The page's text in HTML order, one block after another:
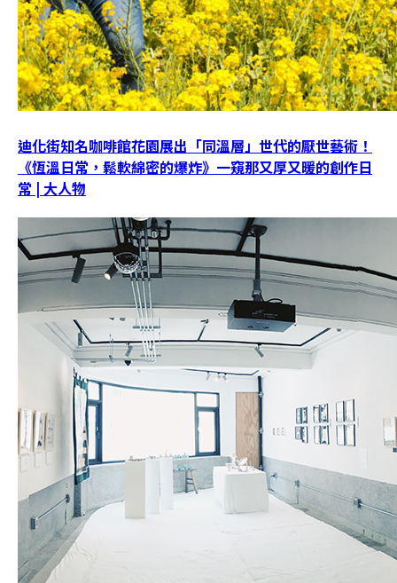
迪化街知名咖啡館花園展出「同溫層」世代的厭世藝術！
《恆溫日常，鬆軟綿密的爆炸》一窺那又厚又暖的創作日
常 | 大人物